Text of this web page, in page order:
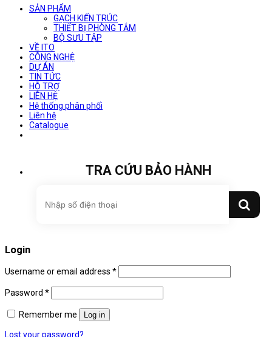
SẢN PHẨM
GẠCH KIẾN TRÚC
THIẾT BỊ PHÒNG TẮM
BỘ SƯU TẬP
VỀ ITO
CÔNG NGHỆ
DỰ ÁN
TIN TỨC
HỖ TRỢ
LIÊN HỆ
Hệ thống phân phối
Liên hệ
Catalogue
TRA CỨU BẢO HÀNH
Login
Username or email address *
Password *
Remember me Log in
Lost your password?